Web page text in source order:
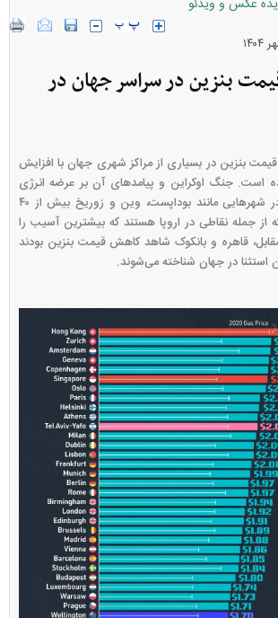
عکس و ویدئو
بنزین در سراسر جهان در
تاکنون، قیمت بنزین در بسیاری از مراکز شهری جهان با افزایش
است. جنگ اوکراین و پیامدهای آن بر عرضه انرژی
باعث شد قیمت‌ها در شهرهایی مانند بوداپست، وین و زوریخ بیش از ۴۰
از جمله نقاطی در اروپا هستند که بیشترین آسیب را
قاهره و بانکوک شاهد کاهش قیمت بنزین بودند
استثنا در جهان شناخته می‌شوند.